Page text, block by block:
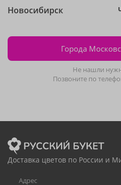
Новосибирск
Города
Не нашли
Позвоните по
Доставка цветов по России и
Адрес